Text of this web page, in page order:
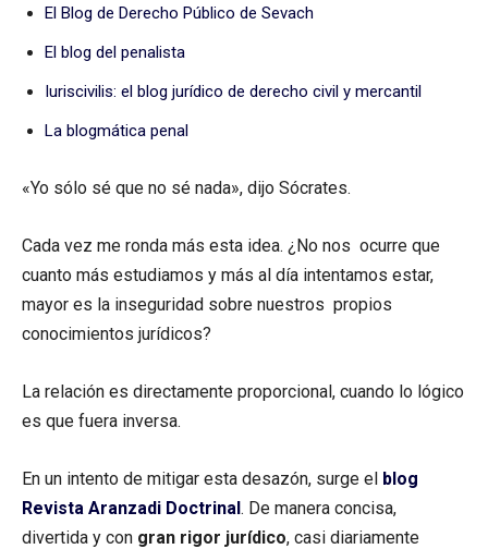
El Blog de Derecho Público de Sevach
El blog del penalista
Iuriscivilis: el blog jurídico de derecho civil y mercantil
La blogmática penal
«Yo sólo sé que no sé nada», dijo Sócrates.
Cada vez me ronda más esta idea. ¿No nos ocurre que
cuanto más estudiamos y más al día intentamos estar,
mayor es la inseguridad sobre nuestros propios
conocimientos jurídicos?
La relación es directamente proporcional, cuando lo lógico
es que fuera inversa.
En un intento de mitigar esta desazón, surge el blog
Revista Aranzadi Doctrinal. De manera concisa,
divertida y con gran rigor jurídico, casi diariamente